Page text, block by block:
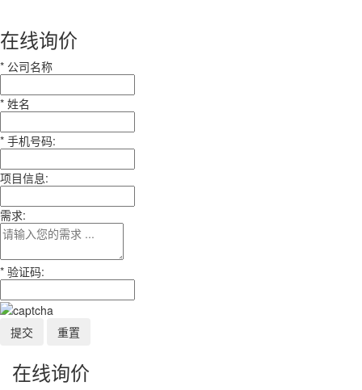
在线询价
* 公司名称
* 姓名
* 手机号码:
项目信息:
需求:
* 验证码:
在线询价